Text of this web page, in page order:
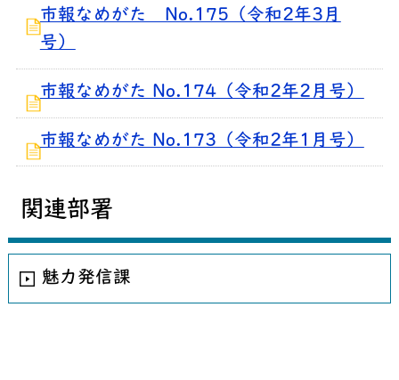
市報なめがた No.175（令和2年3月
号）
市報なめがた No.174（令和2年2月号）
市報なめがた No.173（令和2年1月号）
関連部署
魅力発信課